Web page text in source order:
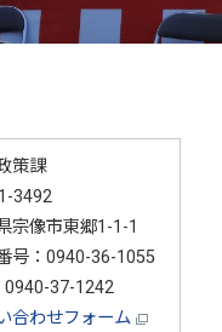
策課
3492
宗像市東郷1-1-1
号： 0940-36-1055
0940-37-1242
合わせフォーム